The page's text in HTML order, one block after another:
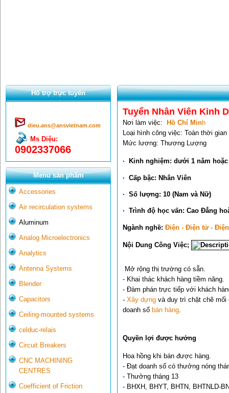
Hổ trợ trực tuyến
dieu.ans@ansvietnam.com
Ms Diệu:
0902337066
Menu sản phẩm
Accessories
Air recirculation systems
Aluminum
Analog Microelectronics
Analytics
Antenna Systems
Blender
Capacitors
Ceiling-mounted systems
celduc-relais
Circuit Breakers
CNC MACHINING
CENTRES
Coefficient of Friction
Tuyển Nhân Viên Kinh
Nơi làm việc: Hồ Chí Minh
Loại hình công việc: Toàn thời gian
Mức lương: Thương Lượng
· Kinh nghiệm: dưới 1 năm
· Cấp bậc: Nhân Viên
· Số lượng: 10 (Nam và Nữ)
· Trình độ học vấn: Cao Đẳng
Ngành nghề: Điện - Điện tử -
Nội Dung Công Việc;
Mở rộng thị trường có sẵn.
- Khai thác khách hàng tiềm năng.
- Đàm phán trực tiếp với khách
- Xây dựng và duy trì chặt chẽ mối
doanh số bán hàng.
Quyền lợi được hưởng
Hoa hồng khi bán được hàng.
- Đạt doanh số có thưởng nóng
- Thưởng tháng 13
- BHXH, BHYT, BHTN, BHTNLD-